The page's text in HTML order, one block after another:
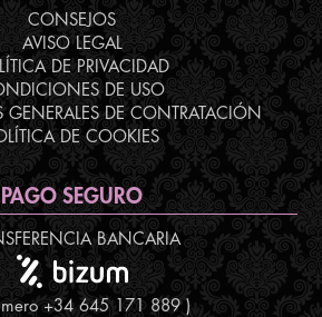
CONSEJOS
AVISO LEGAL
DE PRIVACIDAD
DE USO
DE CONTRATACIÓN
DE COOKIES
PAGO SEGURO
BANCARIA
+34 645 171 889 )